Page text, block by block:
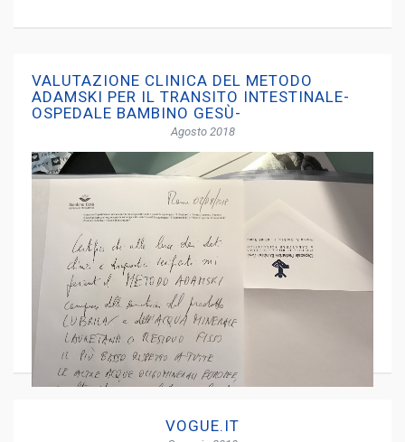
VALUTAZIONE CLINICA DEL METODO
ADAMSKI PER IL TRANSITO INTESTINALE-
OSPEDALE BAMBINO GESÙ-
Agosto 2018
VOGUE.IT